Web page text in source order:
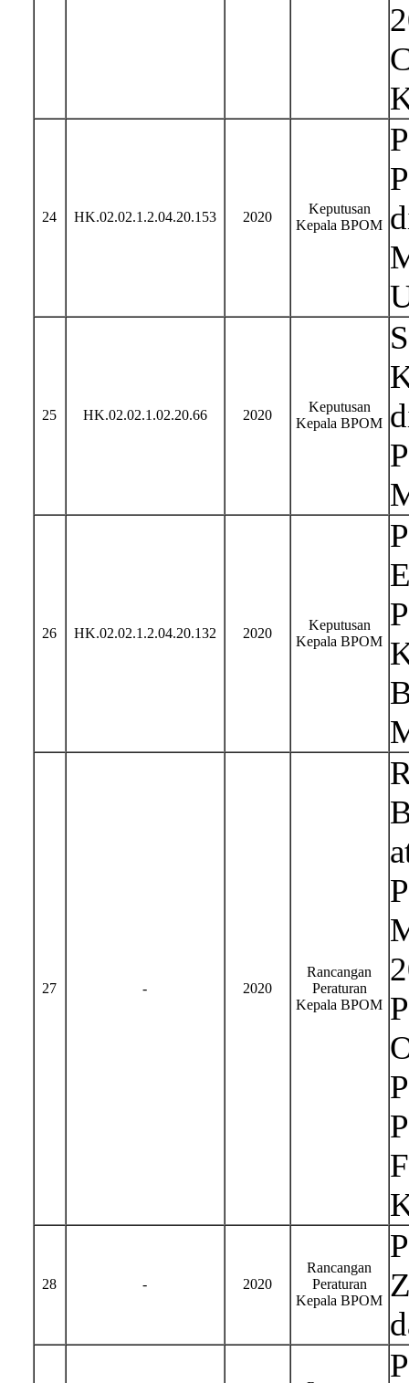
24 HK.02.02.1.2.04.20.153 2020
Keputusan
Kepala BPOM
25 HK.02.02.1.02.20.66 2020
Keputusan
Kepala BPOM
26 HK.02.02.1.2.04.20.132 2020
Keputusan
Kepala BPOM
27 - 2020
Rancangan
Peraturan
Kepala BPOM
28 - 2020
Rancangan
Peraturan
Kepala BPOM